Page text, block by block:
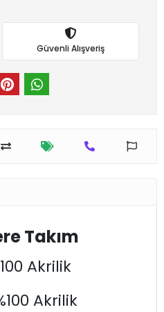
Güvenli Alışveriş
Takım
Akrilik
Akrilik